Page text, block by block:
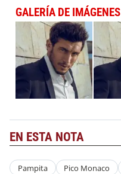
GALERÍA DE IMÁGENES
EN ESTA NOTA
Pampita Pico Monaco